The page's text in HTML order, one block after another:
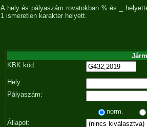
A hely és pályaszám rovatokban % és _
1 ismeretlen karakter helyett.
KBK kód:
Hely:
Pályaszám:
norm.
Állapot: